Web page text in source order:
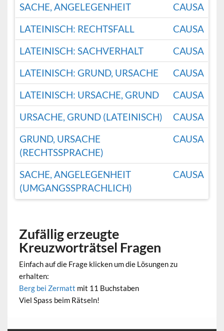
SACHE, ANGELEGENHEIT
CAUSA
LATEINISCH: RECHTSFALL
CAUSA
LATEINISCH: SACHVERHALT
CAUSA
LATEINISCH: GRUND, URSACHE
CAUSA
LATEINISCH: URSACHE, GRUND
CAUSA
URSACHE, GRUND (LATEINISCH)
CAUSA
GRUND, URSACHE
(RECHTSSPRACHE)
CAUSA
SACHE, ANGELEGENHEIT
(UMGANGSSPRACHLICH)
CAUSA
Zufällig erzeugte
Kreuzworträtsel Fragen
Einfach auf die Frage klicken um die Lösungen zu
erhalten:
Berg bei Zermatt mit 11 Buchstaben
Viel Spass beim Rätseln!